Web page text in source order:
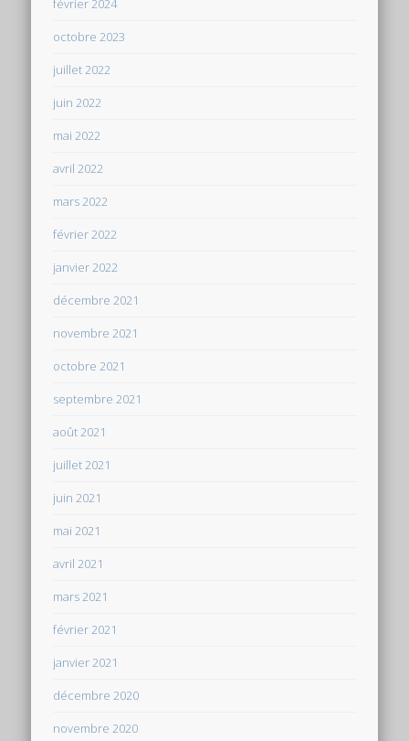
février 2024
octobre 2023
juillet 2022
juin 2022
mai 2022
avril 2022
mars 2022
février 2022
janvier 2022
décembre 2021
novembre 2021
octobre 2021
septembre 2021
août 2021
juillet 2021
juin 2021
mai 2021
avril 2021
mars 2021
février 2021
janvier 2021
décembre 2020
novembre 2020